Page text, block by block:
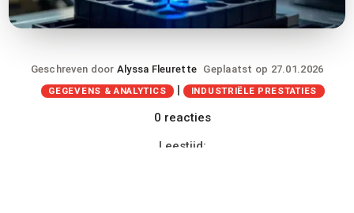
Geschreven door Alyssa Fleurette Geplaatst op 27.01.2026
GEGEVENS & ANALYTICS | INDUSTRIËLE PRESTATIES
0 reacties
Leestijd: